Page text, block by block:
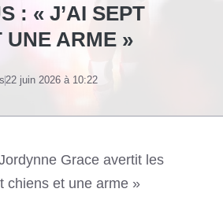
: « J’AI SEPT
UNE ARME »
22 juin 2026 à 10:22
Grace avertit les
chiens et une arme »